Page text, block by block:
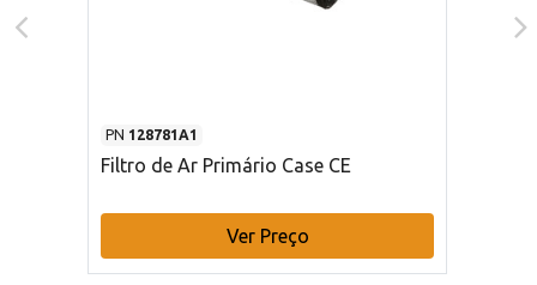
PN 128781A1
Filtro de Ar Primário Case CE
Ver Preço